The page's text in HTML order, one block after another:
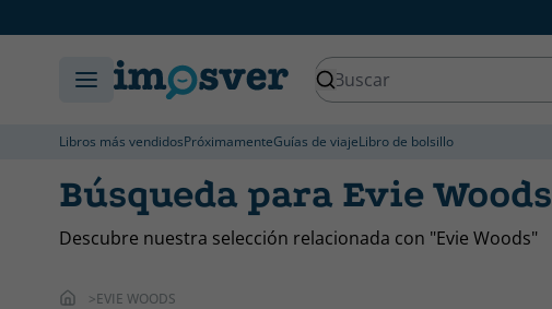
Libros más vendidosPróximamenteGuías de viajeLibro de bolsillo
Búsqueda para Evie Woods
Descubre nuestra selección relacionada con "Evie Woods"
EVIE WOODS